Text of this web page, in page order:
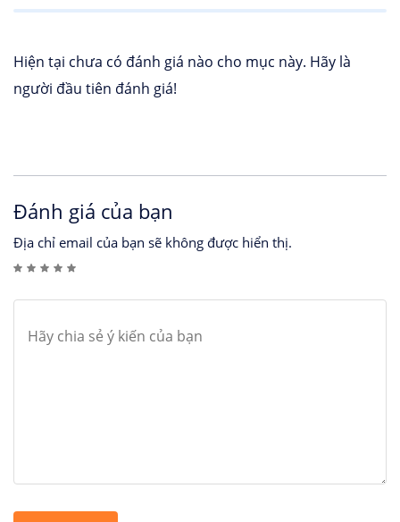
Hiện tại chưa có đánh giá nào cho mục này. Hãy là
người đầu tiên đánh giá!
Đánh giá của bạn
Địa chỉ email của bạn sẽ không được hiển thị.